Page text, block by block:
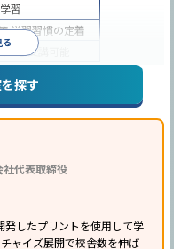
習
学習習慣の定着
から受講可能
探す
社代表取締役
発したプリントを使用して学
ャイズ展開で校舎数を伸ば